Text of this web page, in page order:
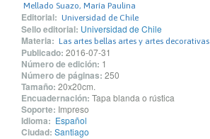
Mellado Suazo, María Paulina
Editorial: Universidad de Chile
Sello editorial: Universidad de Chile
Materia: Las artes bellas artes y artes decorativas
Publicado: 2016-07-31
Número de edición: 1
Número de páginas: 250
Tamaño: 20x20cm.
Encuadernación: Tapa blanda o rústica
Soporte: Impreso
Idioma: Español
Ciudad: Santiago